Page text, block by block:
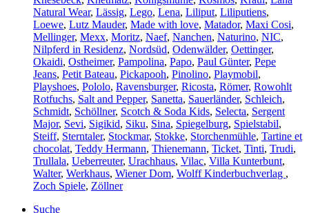
Natural Wear, Lässig, Lego, Lena, Liliput, Liliputiens,
Loewe, Lutz Mauder, Made with love, Matador, Maxi Cosi,
Mellinger, Mexx, Moritz, Naef, Nanchen, Naturino, NIC,
Nilpferd in Residenz, Nordsüd, Odenwälder, Oettinger,
Okaidi, Ostheimer, Pampolina, Papo, Paul Günter, Pepe
Jeans, Petit Bateau, Pickapooh, Pinolino, Playmobil,
Playshoes, Pololo, Ravensburger, Ricosta, Römer, Rowohlt
Rotfuchs, Salt and Pepper, Sanetta, Sauerländer, Schleich,
Schmidt, Schöllner, Scotch & Soda Kids, Selecta, Sergent
Major, Sevi, Sigikid, Siku, Sina, Spiegelburg, Spielstabil,
Steiff, Sterntaler, Stockmar, Stokke, Storchenmühle, Tartine et
chocolat, Teddy Hermann, Thienemann, Ticket, Tinti, Trudi,
Trullala, Ueberreuter, Urachhaus, Vilac, Villa Kunterbunt,
Walter, Werkhaus, Wiener Dom, Wolff Kinderbuchverlag ,
Zoch Spiele, Zöllner
Suche